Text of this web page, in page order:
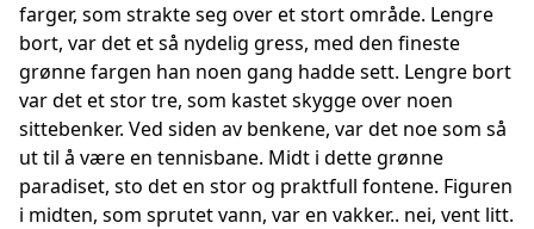
farger, som strakte seg over et stort område. Lengre
bort, var det et så nydelig gress, med den fineste
grønne fargen han noen gang hadde sett. Lengre bort
var det et stor tre, som kastet skygge over noen
sittebenker. Ved siden av benkene, var det noe som så
ut til å være en tennisbane. Midt i dette grønne
paradiset, sto det en stor og praktfull fontene. Figuren
i midten, som sprutet vann, var en vakker.. nei, vent litt.